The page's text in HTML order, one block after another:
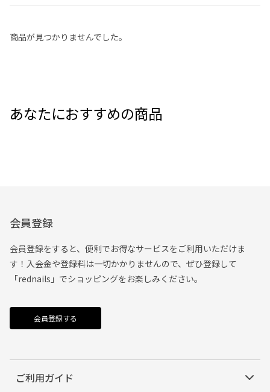
商品が見つかりませんでした。
あなたにおすすめの商品
会員登録
会員登録をすると、便利でお得なサービスをご利用いただけま
す！入会金や登録料は一切かかりませんので、ぜひ登録して
「rednails」でショッピングをお楽しみください。
会員登録する
ご利用ガイド